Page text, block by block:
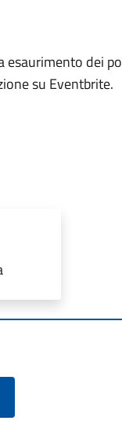
dei
su Eventbrite.